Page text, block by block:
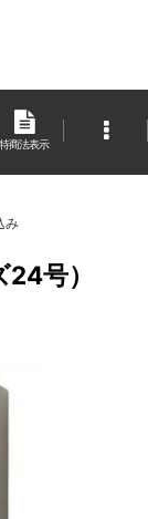
特商法表示
み
24号）